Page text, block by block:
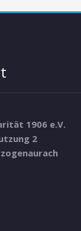
1906 e.V.
2